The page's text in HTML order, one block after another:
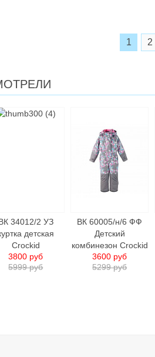
1 2
34012/2 УЗ
детcкая
Crockid
5999 руб
3800 руб
ВК 60005/н/6 ФФ
Детский
комбинезон Crockid
5299 руб
3600 руб